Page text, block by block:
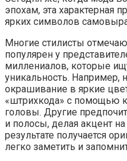
эпохам, эта характерная
ярких символов
Многие стилисты
популярен у
миллениалов, которые
уникальность. Например,
окрашивание в яркие
«штрихкода» с помощью
головы. Другие
и полосы, делая акцент на
результате получается
легко заметить и